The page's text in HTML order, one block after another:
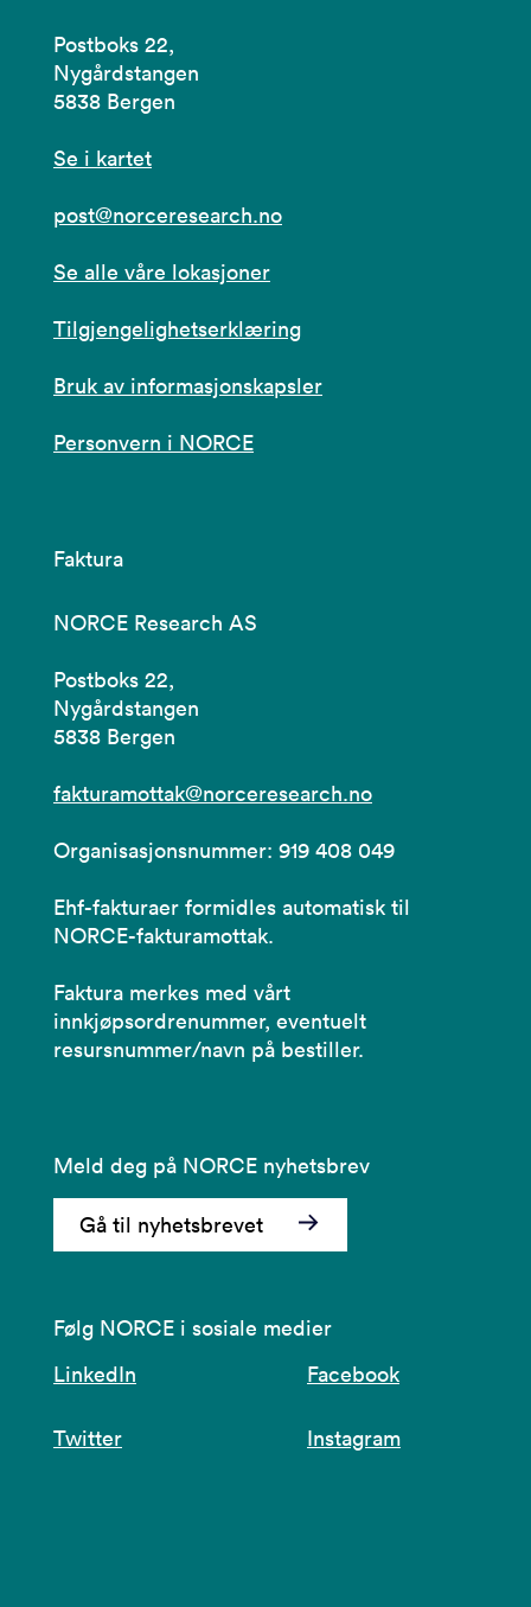
Postboks 22,
Nygårdstangen
5838 Bergen
Se i kartet
post@norceresearch.no
Se alle våre lokasjoner
Tilgjengelighetserklæring
Bruk av informasjonskapsler
Personvern i NORCE
Faktura
NORCE Research AS
Postboks 22,
Nygårdstangen
5838 Bergen
fakturamottak@norceresearch.no
Organisasjonsnummer: 919 408 049
Ehf-fakturaer formidles automatisk til
NORCE-fakturamottak.
Faktura merkes med vårt
innkjøpsordrenummer, eventuelt
resursnummer/navn på bestiller.
Meld deg på NORCE nyhetsbrev
Gå til nyhetsbrevet
Følg NORCE i sosiale medier
LinkedIn
Facebook
Twitter Instagram